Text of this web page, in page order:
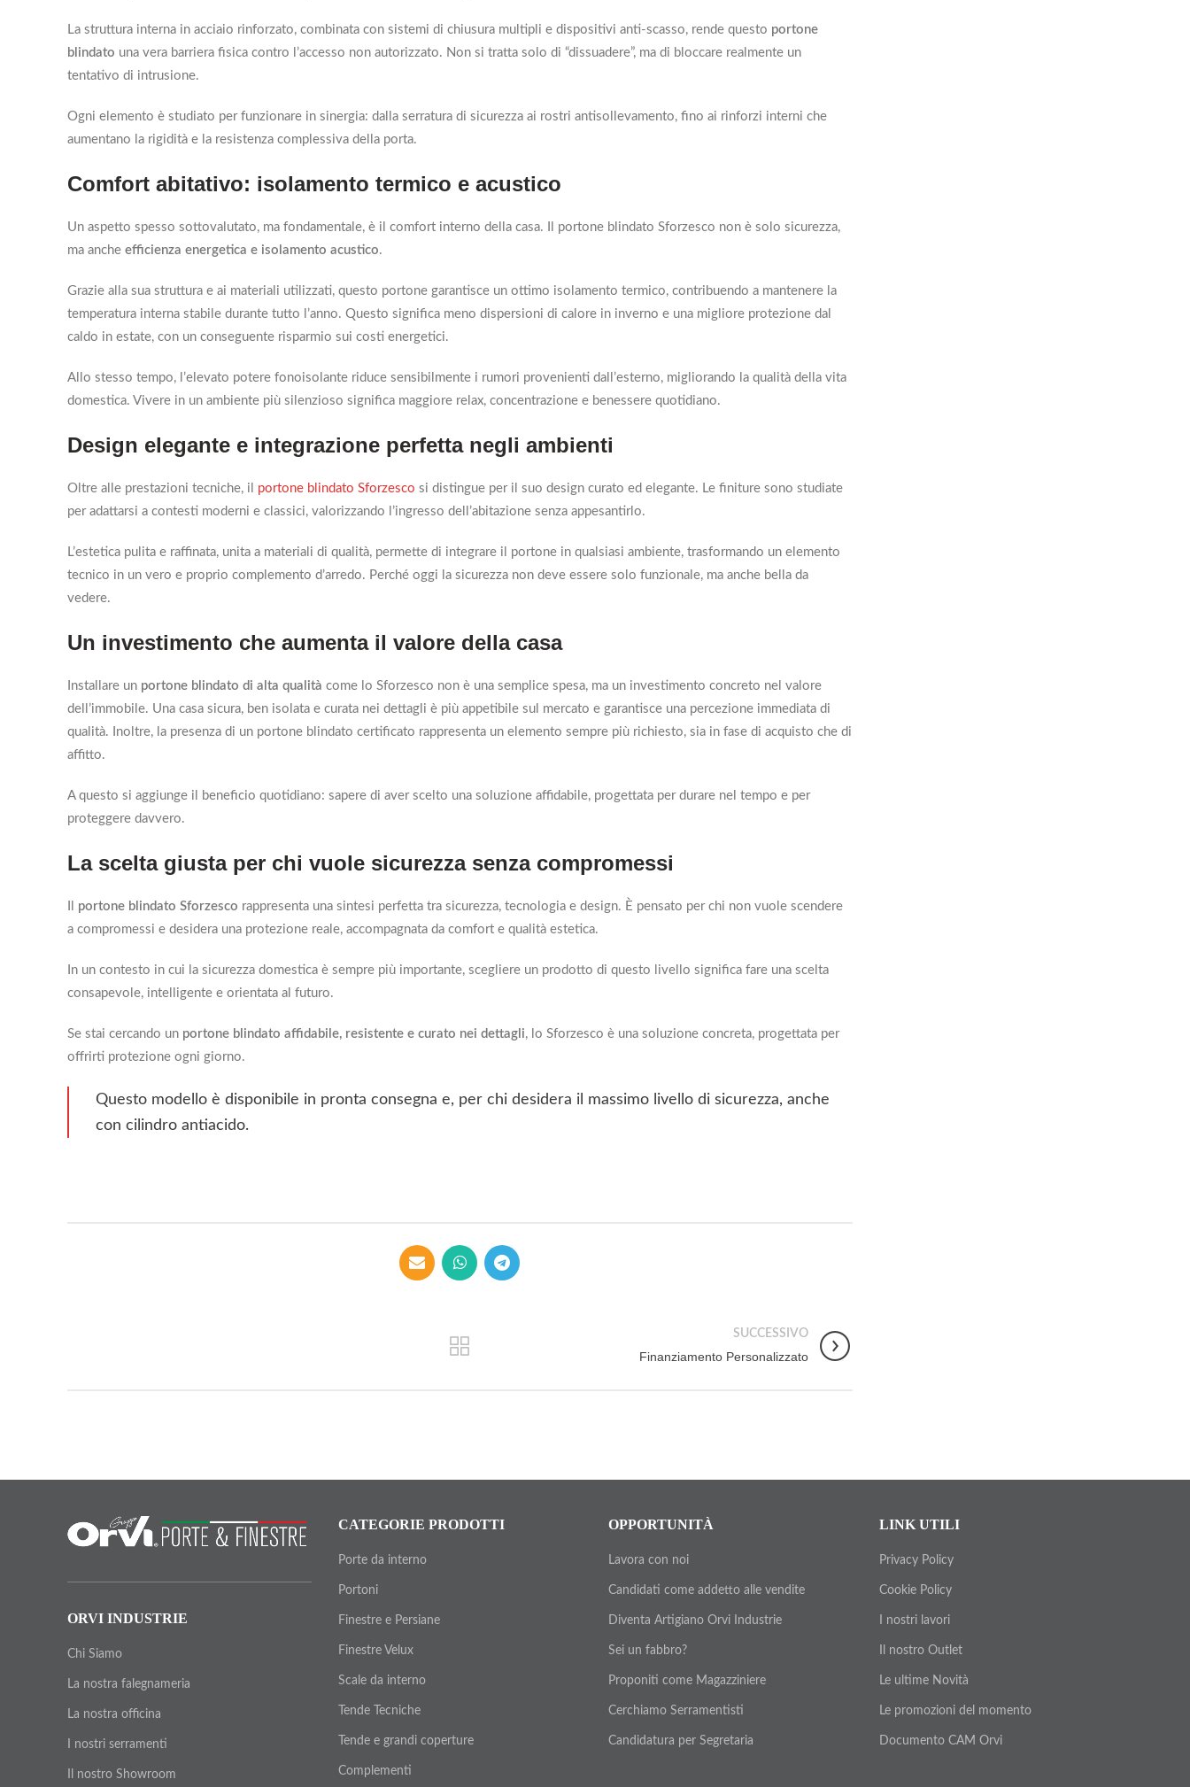
La struttura interna in acciaio rinforzato, combinata con sistemi di chiusura multipli e dispositivi anti-scasso, rende questo portone
blindato una vera barriera fisica contro l’accesso non autorizzato. Non si tratta solo di “dissuadere”, ma di bloccare realmente un
tentativo di intrusione.
Ogni elemento è studiato per funzionare in sinergia: dalla serratura di sicurezza ai rostri antisollevamento, fino ai rinforzi interni che
aumentano la rigidità e la resistenza complessiva della porta.
Comfort abitativo: isolamento termico e acustico
Un aspetto spesso sottovalutato, ma fondamentale, è il comfort interno della casa. Il portone blindato Sforzesco non è solo sicurezza,
ma anche efficienza energetica e isolamento acustico.
Grazie alla sua struttura e ai materiali utilizzati, questo portone garantisce un ottimo isolamento termico, contribuendo a mantenere la
temperatura interna stabile durante tutto l’anno. Questo significa meno dispersioni di calore in inverno e una migliore protezione dal
caldo in estate, con un conseguente risparmio sui costi energetici.
Allo stesso tempo, l’elevato potere fonoisolante riduce sensibilmente i rumori provenienti dall’esterno, migliorando la qualità della vita
domestica. Vivere in un ambiente più silenzioso significa maggiore relax, concentrazione e benessere quotidiano.
Design elegante e integrazione perfetta negli ambienti
Oltre alle prestazioni tecniche, il portone blindato Sforzesco si distingue per il suo design curato ed elegante. Le finiture sono studiate
per adattarsi a contesti moderni e classici, valorizzando l’ingresso dell’abitazione senza appesantirlo.
L’estetica pulita e raffinata, unita a materiali di qualità, permette di integrare il portone in qualsiasi ambiente, trasformando un elemento
tecnico in un vero e proprio complemento d’arredo. Perché oggi la sicurezza non deve essere solo funzionale, ma anche bella da
vedere.
Un investimento che aumenta il valore della casa
Installare un portone blindato di alta qualità come lo Sforzesco non è una semplice spesa, ma un investimento concreto nel valore
dell’immobile. Una casa sicura, ben isolata e curata nei dettagli è più appetibile sul mercato e garantisce una percezione immediata di
qualità. Inoltre, la presenza di un portone blindato certificato rappresenta un elemento sempre più richiesto, sia in fase di acquisto che di
affitto.
A questo si aggiunge il beneficio quotidiano: sapere di aver scelto una soluzione affidabile, progettata per durare nel tempo e per
proteggere davvero.
La scelta giusta per chi vuole sicurezza senza compromessi
portone blindato Sforzesco rappresenta una sintesi perfetta tra sicurezza, tecnologia e design. È pensato per chi non vuole scendere
a compromessi e desidera una protezione reale, accompagnata da comfort e qualità estetica.
In un contesto in cui la sicurezza domestica è sempre più importante, scegliere un prodotto di questo livello significa fare una scelta
consapevole, intelligente e orientata al futuro.
Se stai cercando un portone blindato affidabile, resistente e curato nei dettagli, lo Sforzesco è una soluzione concreta, progettata per
offrirti protezione ogni giorno.
Questo modello è disponibile in pronta consegna e, per chi desidera il massimo livello di sicurezza, anche
con cilindro antiacido.
SUCCESSIVO
Finanziamento Personalizzato
ORVI INDUSTRIE
Chi Siamo
La nostra falegnameria
La nostra officina
I nostri serramenti
Il nostro Showroom
CATEGORIE PRODOTTI
Porte da interno
Portoni
Finestre e Persiane
Finestre Velux
Scale da interno
Tende Tecniche
Tende e grandi coperture
Complementi
OPPORTUNITÀ
Lavora con noi
Candidati come addetto alle vendite
Diventa Artigiano Orvi Industrie
Sei un fabbro?
Proponiti come Magazziniere
Cerchiamo Serramentisti
Candidatura per Segretaria
LINK UTILI
Privacy Policy
Cookie Policy
I nostri lavori
Il nostro Outlet
Le ultime Novità
Le promozioni del momento
Documento CAM Orvi